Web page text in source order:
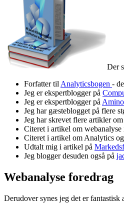
Der
Forfatter til Analyticsbogen -
Jeg er ekspertblogger på
Jeg er ekspertblogger på
Jeg har gæsteblogget på flere
Jeg har skrevet flere artikler
Citeret i artikel om webanalyse
Citeret i artikel om Analytics
Udtalt mig i artikel på
Jeg blogger desuden også på
Webanalyse foredrag
Derudover synes jeg det er